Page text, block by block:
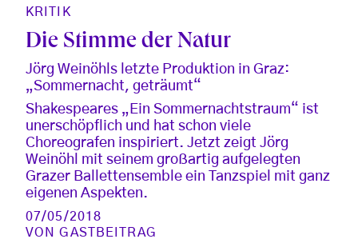
KRITIK
Die Stimme der Natur
Jörg Weinöhls letzte Produktion in Graz:
„Sommernacht, geträumt“
Shakespeares „Ein Sommernachtstraum“ ist
unerschöpflich und hat schon viele
Choreografen inspiriert. Jetzt zeigt Jörg
Weinöhl mit seinem großartig aufgelegten
Grazer Ballettensemble ein Tanzspiel mit ganz
eigenen Aspekten.
07/05/2018
VONGASTBEITRAG